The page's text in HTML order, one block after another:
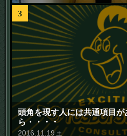
3
頭角を現す人には共通項目
ら・・・・
2016.11.19 土